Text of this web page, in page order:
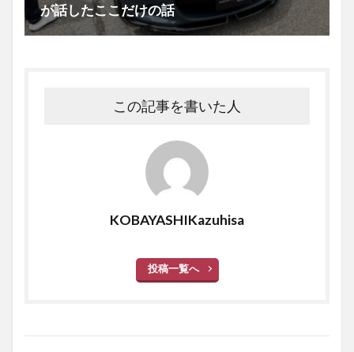
が話したここだけの話
この記事を書いた人
KOBAYASHIKazuhisa
投稿一覧へ